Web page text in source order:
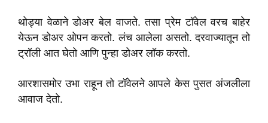
थोड्या वेळाने डोअर बेल वाजते. तसा प्रेम टॉवेल वरच बाहेर
येऊन डोअर ओपन करतो. लंच आलेला असतो. दरवाज्यातून तो
ट्रॉली आत घेतो आणि पुन्हा डोअर लॉक करतो.
आरशासमोर उभा राहून तो टॉवेलने आपले केस पुसत अंजलीला
आवाज देतो.